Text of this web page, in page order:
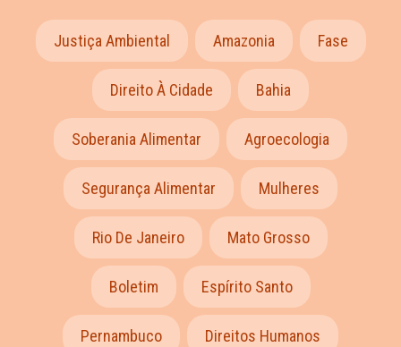
Justiça Ambiental Amazonia Fase
Direito À Cidade Bahia
Soberania Alimentar Agroecologia
Segurança Alimentar Mulheres
Rio De Janeiro Mato Grosso
Boletim Espírito Santo
Pernambuco Direitos Humanos